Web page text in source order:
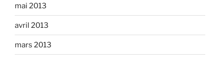
mai 2013
avril 2013
mars 2013